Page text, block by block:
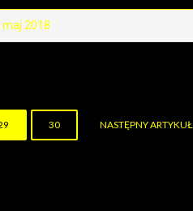
maj 2018
30 NASTĘPNY ARTYKUŁ